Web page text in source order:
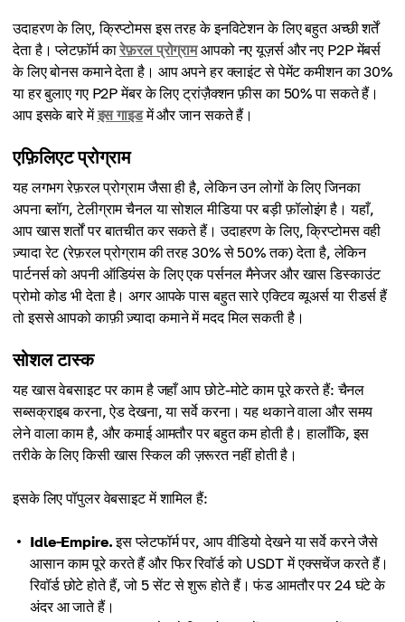
उदाहरण के लिए, क्रिप्टोमस इस तरह के इनविटेशन के लिए बहुत अच्छी शर्तें
देता है। प्लेटफ़ॉर्म कारेफ़रल प्रोग्रामआपको नए यूज़र्स और नए P2P मेंबर्स
के लिए बोनस कमाने देता है। आप अपने हर क्लाइंट से पेमेंट कमीशन का 30%
या हर बुलाए गए P2P मेंबर के लिए ट्रांज़ैक्शन फ़ीस का 50% पा सकते हैं।
आप इसके बारे मेंइस गाइडमें और जान सकते हैं।
एफ़िलिएट प्रोग्राम
यह लगभग रेफ़रल प्रोग्राम जैसा ही है, लेकिन उन लोगों के लिए जिनका
अपना ब्लॉग, टेलीग्राम चैनल या सोशल मीडिया पर बड़ी फ़ॉलोइंग है। यहाँ,
आप खास शर्तों पर बातचीत कर सकते हैं। उदाहरण के लिए, क्रिप्टोमस वही
ज़्यादा रेट (रेफ़रल प्रोग्राम की तरह 30% से 50% तक) देता है, लेकिन
पार्टनर्स को अपनी ऑडियंस के लिए एक पर्सनल मैनेजर और खास डिस्काउंट
प्रोमो कोड भी देता है। अगर आपके पास बहुत सारे एक्टिव व्यूअर्स या रीडर्स हैं
तो इससे आपको काफ़ी ज़्यादा कमाने में मदद मिल सकती है।
सोशल टास्क
यह खास वेबसाइट पर काम है जहाँ आप छोटे-मोटे काम पूरे करते हैं: चैनल
सब्सक्राइब करना, ऐड देखना, या सर्वे करना। यह थकाने वाला और समय
लेने वाला काम है, और कमाई आमतौर पर बहुत कम होती है। हालाँकि, इस
तरीके के लिए किसी खास स्किल की ज़रूरत नहीं होती है।
इसके लिए पॉपुलर वेबसाइट में शामिल हैं:
Idle-Empire.इस प्लेटफॉर्म पर, आप वीडियो देखने या सर्वे करने जैसे
आसान काम पूरे करते हैं और फिर रिवॉर्ड को USDT में एक्सचेंज करते हैं।
रिवॉर्ड छोटे होते हैं, जो 5 सेंट से शुरू होते हैं। फंड आमतौर पर 24 घंटे के
अंदर आ जाते हैं।